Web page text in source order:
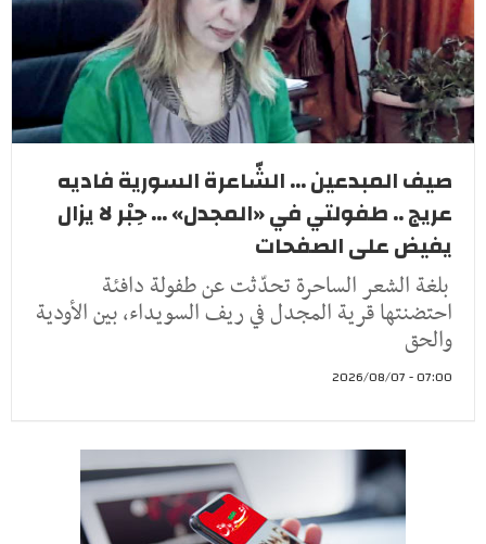
صيف المبدعين ... الشّاعرة السورية فاديه
عريج .. طفولتي في «المجدل» ... حِبْر لا يزال
يفيض على الصفحات
بلغة الشعر الساحرة تحدّثت عن طفولة دافئة
احتضنتها قرية المجدل في ريف السويداء، بين الأودية
والحق
07:00 - 2026/08/07